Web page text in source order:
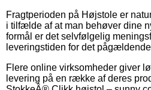
Fragtperioden på Højstole er
i tilfælde af at man behøver dine
formål er det selvfølgelig
leveringstiden for det
Flere online virksomheder giver
levering på en række af deres